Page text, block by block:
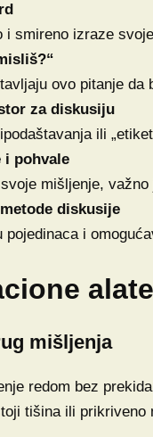
i smireno izraze
ovo pitanje
za diskusiju
ili
i pohvale
mišljenje,
diskusije
pojedinaca i
mišljenja
redom bez
tišina ili prikriveno